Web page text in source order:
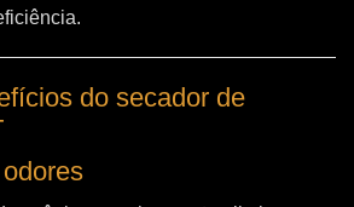
do secador de